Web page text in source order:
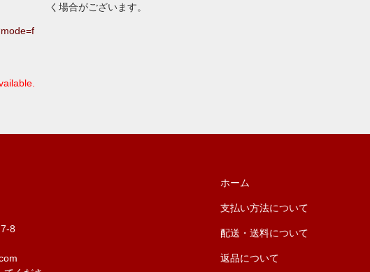
く場合がございます。
8
ホーム
支払い方法について
配送・送料について
返品について